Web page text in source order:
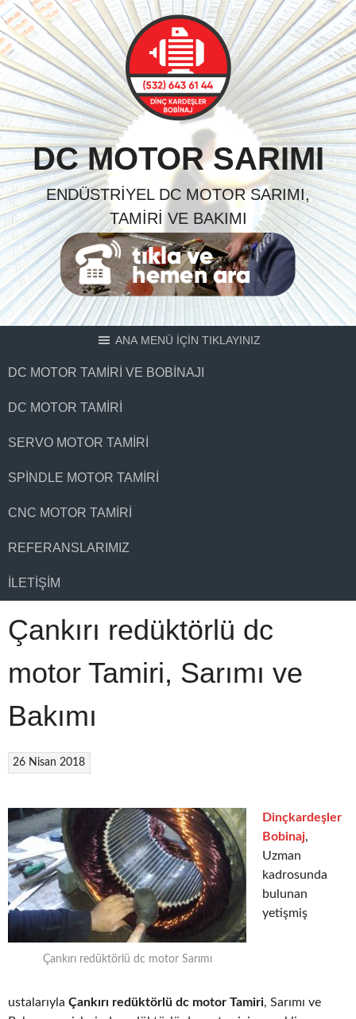
Skip
to
content
DC MOTOR SARIMI
ENDÜSTRIYEL DC MOTOR SARIMI,
TAMIRI VE BAKIMI
ANA MENÜ İÇİN TIKLAYINIZ
DC MOTOR TAMIRI VE BOBINAJI
DC MOTOR TAMIRI
SERVO MOTOR TAMIRI
SPINDLE MOTOR TAMIRI
CNC MOTOR TAMIRI
REFERANSLARIMIZ
İLETIŞIM
Çankırı redüktörlü dc
motor Tamiri, Sarımı ve
Bakımı
26 Nisan 2018
Çankırı redüktörlü dc motor Sarımı
Dinçkardeşler
Bobinaj,
Uzman
kadrosunda
bulunan
yetişmiş
ustalarıyla Çankırı redüktörlü dc motor Tamiri, Sarımı ve